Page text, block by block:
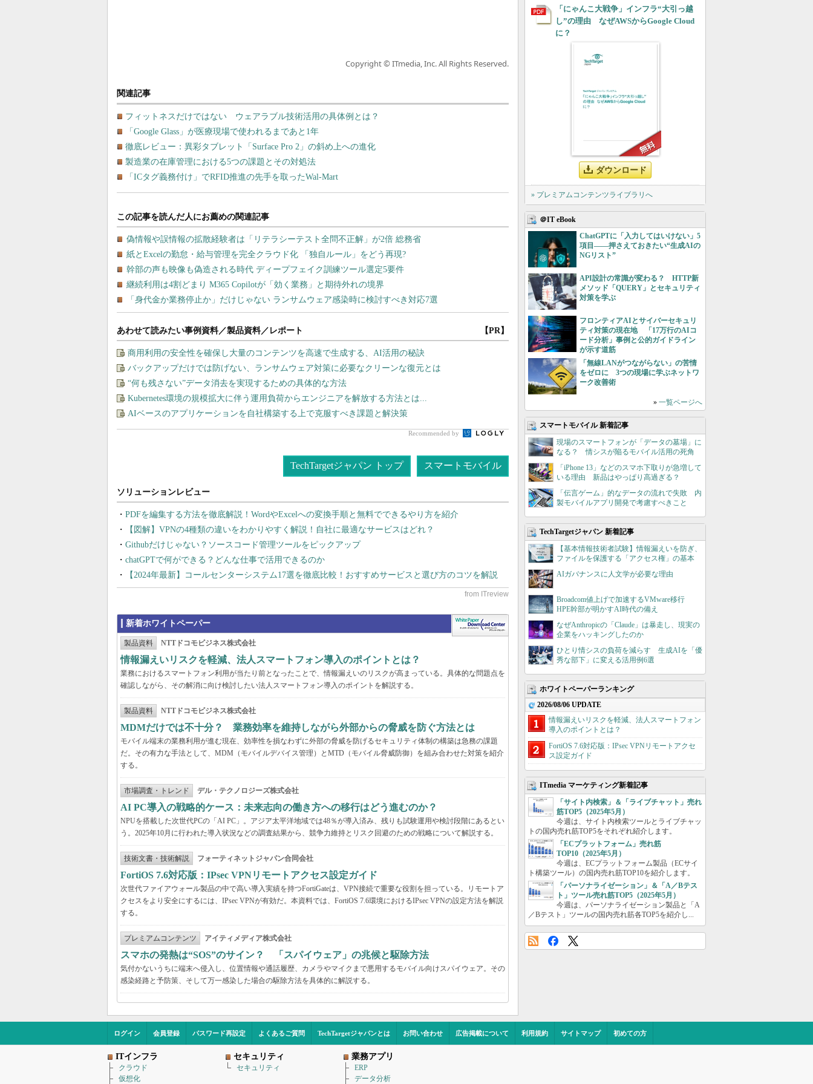
Copyright © ITmedia, Inc. All Rights Reserved.
関連記事
フィットネスだけではない ウェアラブル技術活用の具体例とは？
「Google Glass」が医療現場で使われるまであと1年
徹底レビュー：異彩タブレット「Surface Pro 2」の斜め上への進化
製造業の在庫管理における5つの課題とその対処法
「ICタグ義務付け」でRFID推進の先手を取ったWal-Mart
あわせて読みたい事例資料／製品資料／レポート 【PR】
商用利用の安全性を確保し大量のコンテンツを高速で生成する、AI活用の秘訣
バックアップだけでは防げない、ランサムウェア対策に必要なクリーンな復元とは
“何も残さない”データ消去を実現するための具体的な方法
Kubernetes環境の規模拡大に伴う運用負荷からエンジニアを解放する方法とは...
AIベースのアプリケーションを自社構築する上で克服すべき課題と解決策
Recommended by
TechTargetジャパン トップ スマートモバイル
PDFを編集する方法を徹底解説！WordやExcelへの変換手順と無料でできるやり方を紹介
【図解】VPNの4種類の違いをわかりやすく解説！自社に最適なサービスはどれ？
Githubだけじゃない？ソースコード管理ツールをピックアップ
chatGPTで何ができる？どんな仕事で活用できるのか
【2024年最新】コールセンターシステム17選を徹底比較！おすすめサービスと選び方のコツを解説
新着ホワイトペーパー
製品資料 NTTドコモビジネス株式会社
情報漏えいリスクを軽減、法人スマートフォン導入のポイントとは？
業務におけるスマートフォン利用が当たり前となったことで、情報漏えいのリスクが高まっている。具体的な問題点を
確認しながら、その解消に向け検討したい法人スマートフォン導入のポイントを解説する。
製品資料 NTTドコモビジネス株式会社
MDMだけでは不十分？ 業務効率を維持しながら外部からの脅威を防ぐ方法とは
モバイル端末の業務利用が進む現在、効率性を損なわずに外部の脅威を防げるセキュリティ体制の構築は急務の課題
だ。その有力な手法として、MDM（モバイルデバイス管理）とMTD（モバイル脅威防御）を組み合わせた対策を紹介
する。
市場調査・トレンド デル・テクノロジーズ株式会社
AI PC導入の戦略的ケース：未来志向の働き方への移行はどう進むのか？
NPUを搭載した次世代PCの「AI PC」。アジア太平洋地域では48％が導入済み、残りも試験運用や検討段階にあるとい
う。2025年10月に行われた導入状況などの調査結果から、競争力維持とリスク回避のための戦略について解説する。
技術文書・技術解説 フォーティネットジャパン合同会社
FortiOS 7.6対応版：IPsec VPNリモートアクセス設定ガイド
次世代ファイアウォール製品の中で高い導入実績を持つFortiGateは、VPN接続で重要な役割を担っている。リモートア
クセスをより安全にするには、IPsec VPNが有効だ。本資料では、FortiOS 7.6環境におけるIPsec VPNの設定方法を解説
する。
プレミアムコンテンツ アイティメディア株式会社
スマホの発熱は“SOS”のサイン？ 「スパイウェア」の兆候と駆除方法
気付かないうちに端末へ侵入し、位置情報や通話履歴、カメラやマイクまで悪用するモバイル向けスパイウェア。その
感染経路と予防策、そして万一感染した場合の駆除方法を具体的に解説する。
「にゃんこ大戦争」インフラ“大引っ越
し”の理由 なぜAWSからGoogle Cloud
に？
ダウンロード
» プレミアムコンテンツライブラリへ
＠IT eBook
ChatGPTに「入力してはいけない」5
項目――押さえておきたい“生成AIの
NGリスト”
API設計の常識が変わる？ HTTP新
メソッド「QUERY」とセキュリティ
対策を学ぶ
フロンティアAIとサイバーセキュリ
ティ対策の現在地 「17万行のAIコ
ード分析」事例と公的ガイドライン
が示す道筋
「無線LANがつながらない」の苦情
をゼロに 3つの現場に学ぶネットワ
ーク改善術
» 一覧ページへ
スマートモバイル 新着記事
現場のスマートフォンが「データの墓場」に
なる？ 情シスが陥るモバイル活用の死角
「iPhone 13」などのスマホ下取りが急増して
いる理由 新品はやっぱり高過ぎる？
「伝言ゲーム」的なデータの流れで失敗 内
製モバイルアプリ開発で考慮すべきこと
TechTargetジャパン 新着記事
【基本情報技術者試験】情報漏えいを防ぎ、
ファイルを保護する「アクセス権」の基本
AIガバナンスに人文学が必要な理由
Broadcom値上げで加速するVMware移行
HPE幹部が明かすAI時代の備え
なぜAnthropicの「Claude」は暴走し、現実の
企業をハッキングしたのか
ひとり情シスの負荷を減らす 生成AIを「優
秀な部下」に変える活用例6選
ホワイトペーパーランキング
2026/08/06 UPDATE
情報漏えいリスクを軽減、法人スマートフォン
導入のポイントとは？
FortiOS 7.6対応版：IPsec VPNリモートアクセ
ス設定ガイド
ITmedia マーケティング新着記事
「サイト内検索」＆「ライブチャット」売れ
筋TOP5（2025年5月）
今週は、サイト内検索ツールとライブチャッ
トの国内売れ筋TOP5をそれぞれ紹介します。
「ECプラットフォーム」売れ筋
TOP10（2025年5月）
今週は、ECプラットフォーム製品（ECサイ
ト構築ツール）の国内売れ筋TOP10を紹介します。
「パーソナライゼーション」＆「A／Bテス
ト」ツール売れ筋TOP5（2025年5月）
今週は、パーソナライゼーション製品と「A
／Bテスト」ツールの国内売れ筋各TOP5を紹介し...
ログイン 会員登録 パスワード再設定 よくあるご質問 TechTargetジャパンとは お問い合わせ 広告掲載について 利用規約 サイトマップ 初めての方
ITインフラ
クラウド
仮想化
セキュリティ
セキュリティ
業務アプリ
ERP
データ分析